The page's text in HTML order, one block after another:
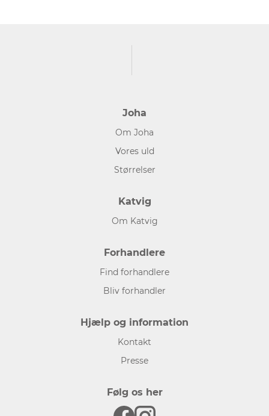
Joha
Om Joha
Vores uld
Størrelser
Katvig
Om Katvig
Forhandlere
Find forhandlere
Bliv forhandler
Hjælp og information
Kontakt
Presse
Følg os her